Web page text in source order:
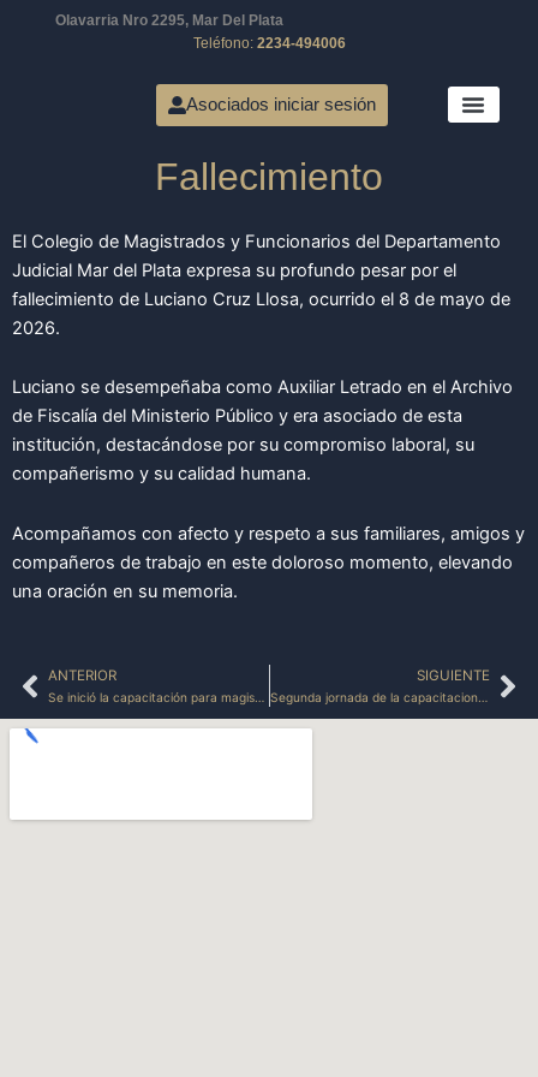
Olavarria Nro 2295, Mar Del Plata
Teléfono: 2234-494006
Asociados iniciar sesión
Fallecimiento
El Colegio de Magistrados y Funcionarios del Departamento
Judicial Mar del Plata expresa su profundo pesar por el
fallecimiento de Luciano Cruz Llosa, ocurrido el 8 de mayo de
2026.
Luciano se desempeñaba como Auxiliar Letrado en el Archivo
de Fiscalía del Ministerio Público y era asociado de esta
institución, destacándose por su compromiso laboral, su
compañerismo y su calidad humana.
Acompañamos con afecto y respeto a sus familiares, amigos y
compañeros de trabajo en este doloroso momento, elevando
una oración en su memoria.
Prev
ANTERIOR SIGUIENTE
Segunda jornada de la capacitacion para magistrados, funcionarios y aspirantes a cargos letrados del poder judicial